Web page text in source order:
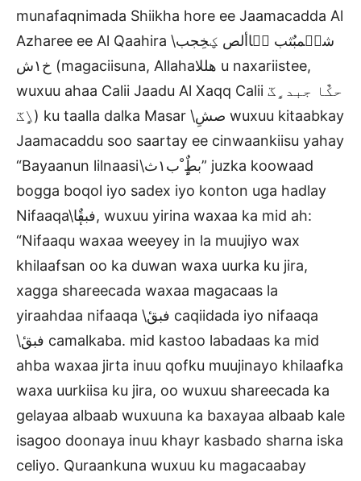
munafaqnimada Shiikha hore ee Jaamacadda Al
Azharee ee Al Qaahira \شح٘مبٌثب ش٘األص ؼخِجب
خ١ش (magaciisuna, Allahaهللا u naxariistee,
wuxuu ahaa Calii Jaadu Al Xaqq Calii حكٌا جبد ٍٟػ
\ٍٟػ) ku taalla dalka Masar \صشِ wuxuu kitaabkay
Jaamacaddu soo saartay ee cinwaankiisu yahay
“Bayaanun lilnaasi\بطٌٍٕ ْب١ث” juzka koowaad
bogga boqol iyo sadex iyo konton uga hadlay
Nifaaqa\فبقٌٕا, wuxuu yirina waxaa ka mid ah:
“Nifaaqu waxaa weeyey in la muujiyo wax
khilaafsan oo ka duwan waxa uurka ku jira,
xagga shareecada waxaa magacaas la
yiraahdaa nifaaqa \فبقٔ caqiidada iyo nifaaqa
\فبقٔ camalkaba. mid kastoo labadaas ka mid
ahba waxaa jirta inuu qofku muujinayo khilaafka
waxa uurkiisa ku jira, oo wuxuu shareecada ka
gelayaa albaab wuxuuna ka baxayaa albaab kale
isagoo doonaya inuu khayr kasbado sharna iska
celiyo. Quraankuna wuxuu ku magacaabay